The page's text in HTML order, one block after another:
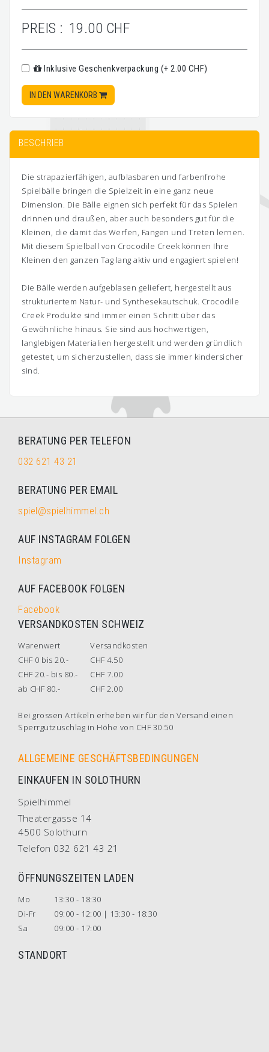
PREIS : 19.00 CHF
Inklusive Geschenkverpackung (+ 2.00 CHF)
IN DEN WARENKORB
BESCHRIEB
Die strapazierfähigen, aufblasbaren und farbenfrohe
Spielbälle bringen die Spielzeit in eine ganz neue
Dimension. Die Bälle eignen sich perfekt für das Spielen
drinnen und draußen, aber auch besonders gut für die
Kleinen, die damit das Werfen, Fangen und Treten lernen.
Mit diesem Spielball von Crocodile Creek können Ihre
Kleinen den ganzen Tag lang aktiv und engagiert spielen!
Die Bälle werden aufgeblasen geliefert, hergestellt aus
strukturiertem Natur- und Synthesekautschuk. Crocodile
Creek Produkte sind immer einen Schritt über das
Gewöhnliche hinaus. Sie sind aus hochwertigen,
langlebigen Materialien hergestellt und werden gründlich
getestet, um sicherzustellen, dass sie immer kindersicher
sind.
BERATUNG PER TELEFON
032 621 43 21
BERATUNG PER EMAIL
spiel@spielhimmel.ch
AUF INSTAGRAM FOLGEN
Instagram
AUF FACEBOOK FOLGEN
Facebook
VERSANDKOSTEN SCHWEIZ
Warenwert
Versandkosten
CHF 0 bis 20.-
CHF 4.50
CHF 20.- bis 80.-
CHF 7.00
ab CHF 80.-
CHF 2.00
Bei grossen Artikeln erheben wir für den Versand einen
Sperrgutzuschlag in Höhe von CHF 30.50
ALLGEMEINE GESCHÄFTSBEDINGUNGEN
EINKAUFEN IN SOLOTHURN
Spielhimmel
Theatergasse 14
4500 Solothurn
Telefon 032 621 43 21
ÖFFNUNGSZEITEN LADEN
Mo
13:30 - 18:30
Di-Fr
09:00 - 12:00 | 13:30 - 18:30
Sa
09:00 - 17:00
STANDORT